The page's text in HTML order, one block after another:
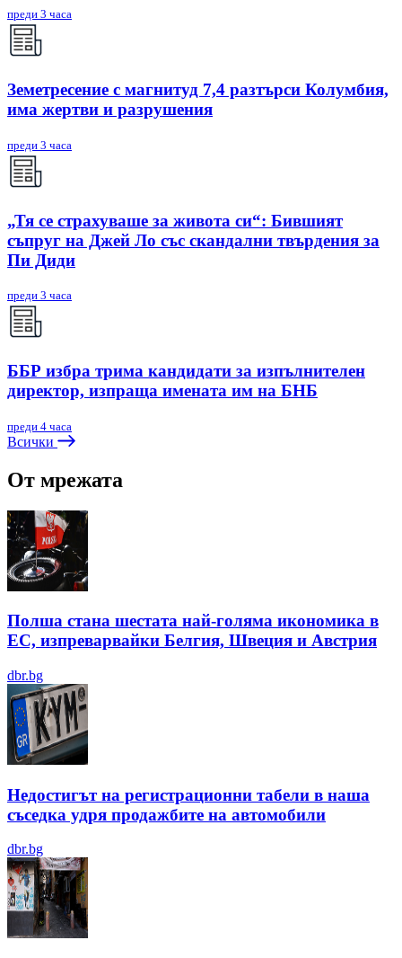
преди 3 часа
Земетресение с магнитуд 7,4 разтърси Колумбия,
има жертви и разрушения
преди 3 часа
„Тя се страхуваше за живота си“: Бившият
съпруг на Джей Ло със скандални твърдения за
Пи Диди
преди 3 часа
ББР избра трима кандидати за изпълнителен
директор, изпраща имената им на БНБ
преди 4 часа
Всички
От мрежата
Полша стана шестата най-голяма икономика в
ЕС, изпреварвайки Белгия, Швеция и Австрия
dbr.bg
Недостигът на регистрационни табели в наша
съседка удря продажбите на автомобили
dbr.bg